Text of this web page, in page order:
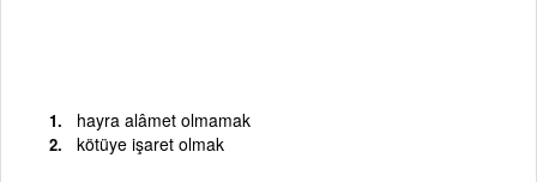
hayra alâmet olmamak
kötüye işaret olmak